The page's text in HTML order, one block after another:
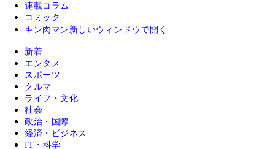
連載コラム
コミック
キン肉マン 新しいウィンドウで開く
新着
エンタメ
スポーツ
クルマ
ライフ・文化
社会
政治・国際
経済・ビジネス
IT・科学